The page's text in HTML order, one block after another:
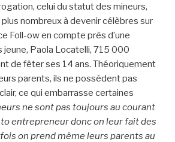
celui du statut des mineurs,
nombreux à devenir célèbres sur
Foll-ow en compte près d’une
jeune, Paola Locatelli, 715 000
de fêter ses 14 ans. Théoriquement
parents, ils ne possèdent pas
ce qui embarrasse certaines
ne sont pas toujours au courant
entrepreneur donc on leur fait des
on prend même leurs parents au